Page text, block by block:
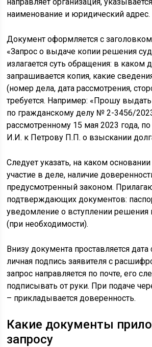
наименование и юридический адрес.
Документ оформляется с
«Запрос о выдаче копии решения
излагается суть обращения: в каком
запрашивается копия, какие
(номер дела, дата рассмотрения,
требуется. Например: «Прошу
по гражданскому делу № 2-3456/
рассмотренному 15 мая 2023 года,
И.И. к Петрову П.П. о взыскании
Следует указать, на каком
участие в деле, наличие
предусмотренный законом.
подтверждающих документов:
уведомление о вступлении решения
(при необходимости).
Внизу документа проставляется дата
личная подпись заявителя с
запрос направляется по почте, его
подписывать от руки. При подаче
– прикладывается доверенность.
Какие документы
запросу